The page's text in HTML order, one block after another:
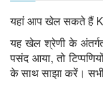
यहां आप खेल सकते हैं
यह खेल श्रेणी के
पसंद आया, तो
के साथ साझा करें।